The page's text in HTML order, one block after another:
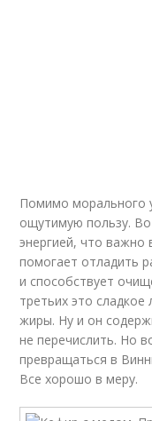
Помимо морального
ощутимую пользу.
энергией, что
помогает отладить
и способствует
третьих это
жиры. Ну и он
не перечислить. Но
превращаться в
Все хорошо в меру.